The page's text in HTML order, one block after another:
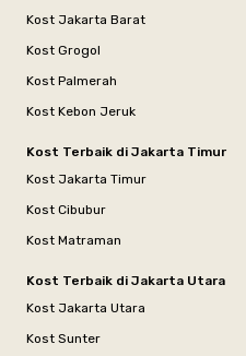
Kost Jakarta Barat
Kost Grogol
Kost Palmerah
Kost Kebon Jeruk
Kost Terbaik di Jakarta Timur
Kost Jakarta Timur
Kost Cibubur
Kost Matraman
Kost Terbaik di Jakarta Utara
Kost Jakarta Utara
Kost Sunter